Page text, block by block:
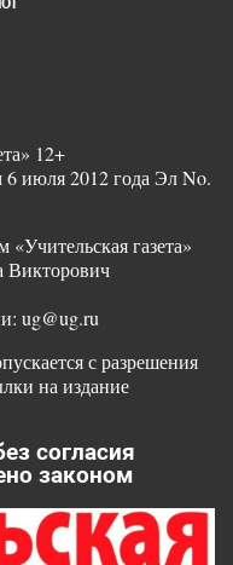
12+
6 июля 2012 года Эл No.
газета»
ug@ug.ru
с разрешения
на издание
согласия
законом